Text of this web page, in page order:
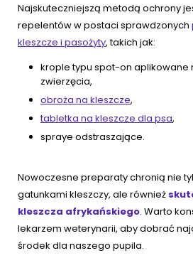
Najskuteczniejszą metodą ochrony
repelentów w postaci sprawdzonych
kleszcze i pasożyty, takich jak:
krople typu spot-on aplikowane
zwierzęcia,
obroża na kleszcze,
tabletka na kleszcze dla psa,
spraye odstraszające.
Nowoczesne preparaty chronią nie
gatunkami kleszczy, ale również
kleszcza afrykańskiego. Warto
lekarzem weterynarii, aby dobrać
środek dla naszego pupila.